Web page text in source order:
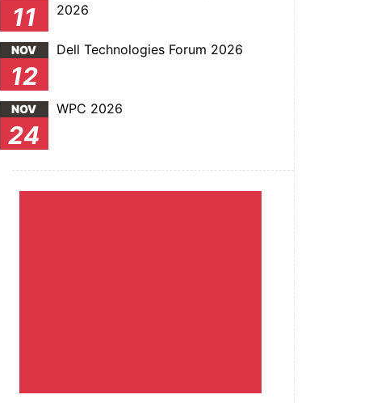
11
2026
NOV
12
Dell Technologies Forum 2026
NOV
24
WPC 2026